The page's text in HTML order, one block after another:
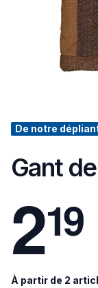
De notre
Gant
219
À partir de 2